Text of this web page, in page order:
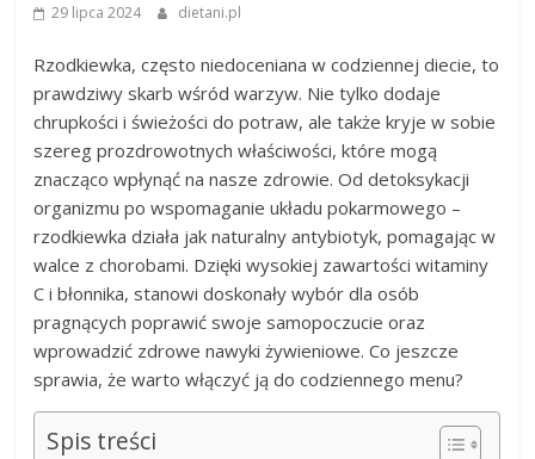
29 lipca 2024 dietani.pl
Rzodkiewka, często niedoceniana w codziennej diecie, to
prawdziwy skarb wśród warzyw. Nie tylko dodaje
chrupkości i świeżości do potraw, ale także kryje w sobie
szereg prozdrowotnych właściwości, które mogą
znacząco wpłynąć na nasze zdrowie. Od detoksykacji
organizmu po wspomaganie układu pokarmowego –
rzodkiewka działa jak naturalny antybiotyk, pomagając w
walce z chorobami. Dzięki wysokiej zawartości witaminy
C i błonnika, stanowi doskonały wybór dla osób
pragnących poprawić swoje samopoczucie oraz
wprowadzić zdrowe nawyki żywieniowe. Co jeszcze
sprawia, że warto włączyć ją do codziennego menu?
Spis treści